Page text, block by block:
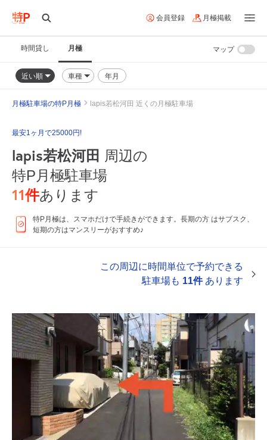
会員登録 月極掲載
時間貸し 月極
近い順 車種 年月
マップ
月極駐車場の特P月極 lapis若松河田 近くの月極駐車場
最安1ヶ月で25000円!
lapis若松河田 周辺の
特P月極駐車場
11件あります
特P月極は、スマホだけで手続きができます。長期の方 はサブスク、
短期の方はマンスリーがおすすめ♪
この周辺に時間単位で予約できる
駐車場も 11件あります